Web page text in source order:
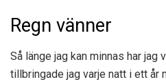
Regn vänner
Så länge jag kan minnas har jag
tillbringade jag varje natt i ett år